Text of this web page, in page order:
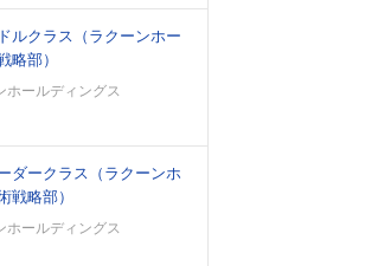
ルクラス（ラクーンホー
略部）
ホールディングス
ダークラス（ラクーンホ
戦略部）
ホールディングス